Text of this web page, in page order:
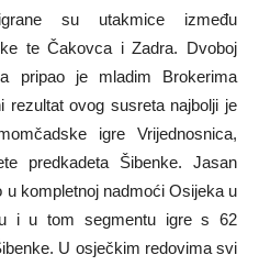
su utakmice između
te Čakovca i Zadra. Dvoboj
pripao je mladim Brokerima
rezultat ovog susreta najbolji je
igre Vrijednosnica,
predkadeta Šibenke. Jasan
u kompletnoj nadmoći Osijeka u
i u tom segmentu igre s 62
U osječkim redovima svi